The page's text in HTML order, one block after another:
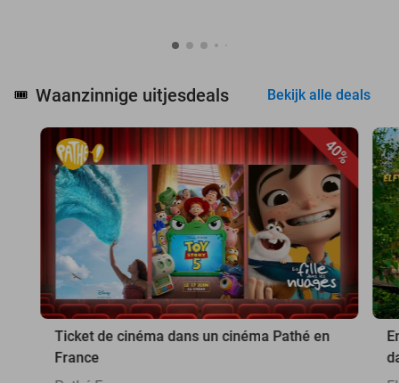
🎟️ Waanzinnige uitjesdeals Bekijk alle deals
40%
Ticket de cinéma dans un cinéma Pathé en
France